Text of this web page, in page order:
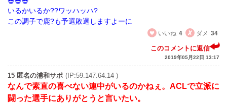
いるかいるか??ワッハッハ?
この調子で鹿?も予選敗退しますよーに
いいね 4 ダメ 34
このコメントに返信
2019年05月22日 13:17
15 匿名の浦和サポ (IP:59.147.64.14 )
なんで素直の喜べない連中がいるのかねぇ。ACLで立派に
闘った選手にありがとうと言いたい。